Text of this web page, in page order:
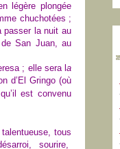
légère plongée
chuchotées ;
passer la nuit au
San Juan, au
; elle sera la
d’El Gringo(où
est convenu
tous
sourire,